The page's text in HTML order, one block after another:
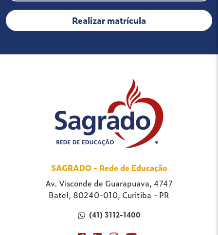
Realizar matrícula
SAGRADO - Rede de Educação
Av. Visconde de Guarapuava, 4747
Batel, 80240-010, Curitiba - PR
(41) 3112-1400